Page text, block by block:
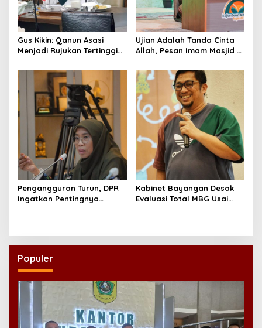
Gus Kikin: Qanun Asasi
Menjadi Rujukan Tertinggi
Ujian Adalah Tanda Cinta
Allah, Pesan Imam Masjid Al
Pengangguran Turun, DPR
Ingatkan Pentingnya
Kabinet Bayangan Desak
Evaluasi Total MBG Usai
Populer